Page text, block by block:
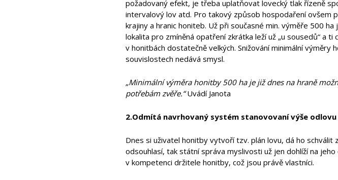
požadovaný efekt, je třeba uplatňovat lovecký tlak řízeně
intervalový lov atd. Pro takový způsob hospodaření
krajiny a hranic honiteb. Už při současné min. výměře 500
lokalita pro zmíněná opatření zkrátka leží už „u sousedů“ a
v honitbách dostatečně velkých. Snižování minimální
souvislostech nedává smysl.
„Minimální výměra honitby 500 ha je již dnes na hraně
potřebám zvěře.“Uvádí Janota
2.Odmítá navrhovaný systém stanovovaní výše odlovu
Dnes si uživatel honitby vytvoří tzv. plán lovu, dá ho
odsouhlasí, tak státní správa myslivosti už jen dohlíží na
v kompetenci držitele honitby, což jsou právě vlastníci.